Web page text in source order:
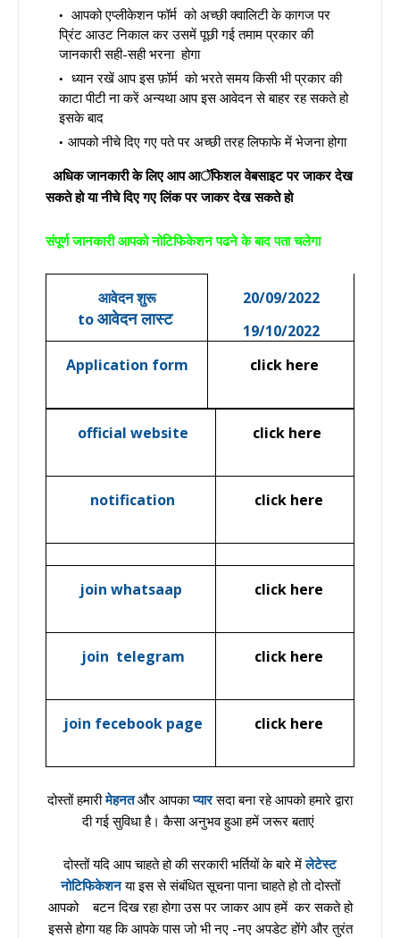
आपको एप्लीकेशन फॉर्म को अच्छी क्वालिटी के कागज पर
प्रिंट आउट निकाल कर उसमें पूछी गई तमाम प्रकार की
जानकारी सही-सही भरना होगा
ध्यान रखें आप इस फ़ॉर्म को भरते समय किसी भी प्रकार की
काटा पीटी ना करें अन्यथा आप इस आवेदन से बाहर रह सकते हो
इसके बाद
आपको नीचे दिए गए पते पर अच्छी तरह लिफाफे में भेजना होगा
अधिक जानकारी के लिए आप आॅफिशल वेबसाइट पर जाकर देख
सकते हो या नीचे दिए गए लिंक पर जाकर देख सकते हो
संपूर्ण जानकारी आपको नोटिफिकेशन पढने के बाद पता चलेगा
आवेदनशुरू
toआवेदन लास्ट
20/09/2022
19/10/2022
Application form
click here
official website click here
notification click here
join whatsaap click here
join telegram click here
join fecebook page click here
दोस्तों हमारीमेहनतऔर आपकाप्यारसदा बना रहे आपको हमारे द्वारा
दी गई सुविधा है। कैसा अनुभव हुआ हमें जरूर बताएं
दोस्तों यदि आप चाहते हो की सरकारी भर्तियों के बारे मेंलेटेस्ट
नोटिफिकेशनया इस से संबंधित सूचना पाना चाहते हो तो दोस्तों
आपको बटन दिख रहा होगा उस पर जाकर आप हमें कर सकते हो
इससे होगा यह कि आपके पास जो भी नए -नए अपडेट होंगे और तुरंत